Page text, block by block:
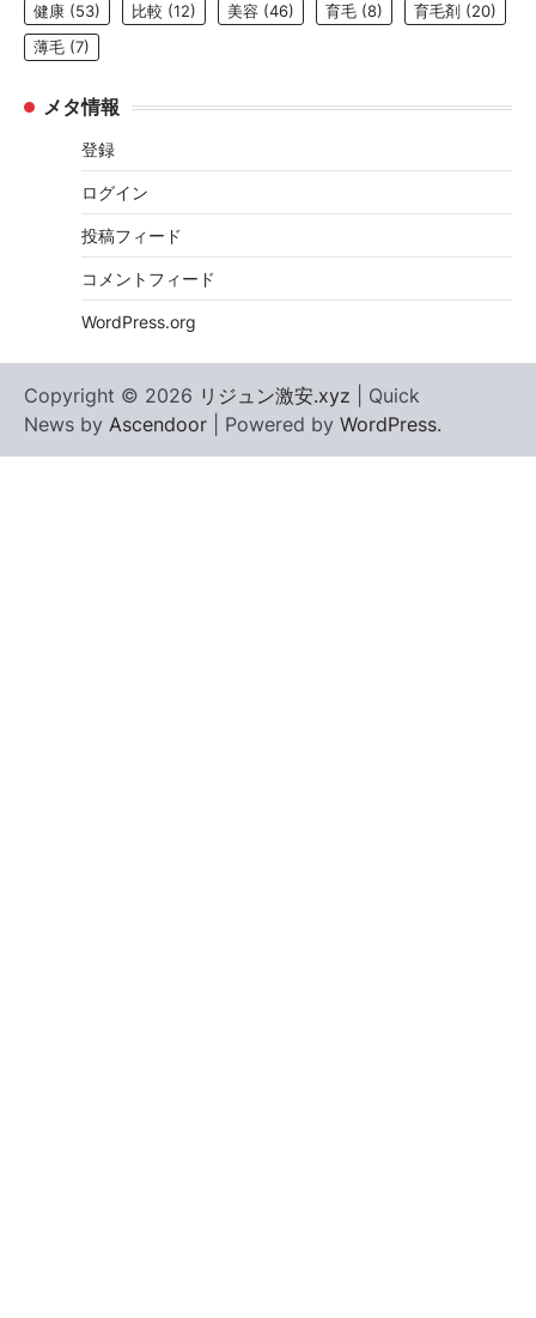
健康 (53) 比較 (12) 美容 (46) 育毛 (8) 育毛剤 (20)
薄毛 (7)
メタ情報
登録
ログイン
投稿フィード
コメントフィード
WordPress.org
Copyright © 2026 リジュン激安.xyz | Quick
News by Ascendoor | Powered by WordPress.